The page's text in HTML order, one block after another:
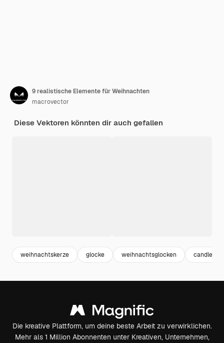
9 realistische Elemente für Weihnachten
macrovector
Diese Vektoren könnten dir auch gefallen
weihnachtskerze glocke weihnachtsglocken candle
Die kreative Plattform, um deine beste Arbeit zu verwirklichen.
Mehr als 1 Million Abonnenten unter Kreativen, Unternehmen,